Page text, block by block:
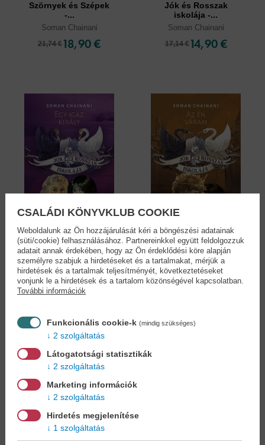
Szörnyek és Szépek
-...
Soman Chainani
21,74 €18,90 €
Jók és Rosszak
iskolája -...
Soman Chainani
17,14 € 14,90 €
Jók és Rosszak
Iskolája 6....
Soman Chainani
18,29 €15,90 €
Jók és Rosszak
Iskolája 4....
Soman Chainani
CSALÁDI KÖNYVKLUB COOKIE
Weboldalunk az Ön hozzájárulását kéri a böngészési adatainak
(süti/cookie) felhasználásához. Partnereinkkel együtt feldolgozzuk
adatait annak érdekében, hogy az Ön érdeklődési köre alapján
személyre szabjuk a hirdetéseket és a tartalmakat, mérjük a
hirdetések és a tartalmak teljesítményét, következtetéseket
vonjunk le a hirdetések és a tartalom közönségével kapcsolatban.
További információk
Funkcionális cookie-k (mindig szükséges)
2 szolgáltatás
Látogatotsági statisztikák
2 szolgáltatás
Marketing információk
2 szolgáltatás
Hirdetés megjelenítése
1 szolgáltatás